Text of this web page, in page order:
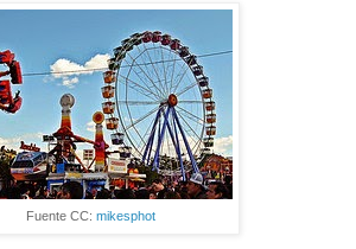
Fuente CC: mikesphot